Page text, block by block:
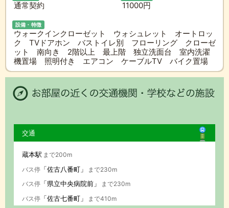
通常契約 11000円
設備・特徴
ウォークインクローゼット ウォシュレット オートロッ
ク TVドアホン バストイレ別 フローリング クローゼ
ット 南向き 2階以上 最上階 独立洗面台 室内洗濯
機置場 照明付き エアコン ケーブルTV バイク置場
交通
蔵本駅 まで200m
バス停「佐古八番町」
まで230m
バス停「県立中央病院前」
まで230m
バス停「佐古七番町」 まで410m